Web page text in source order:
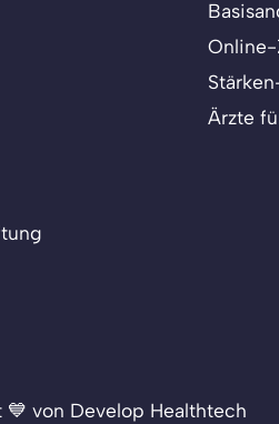
Ärzte
von Develop Healthtech